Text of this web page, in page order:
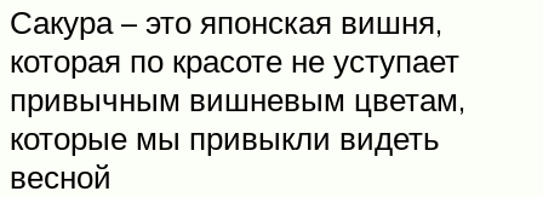
Сакура – это японская вишня,
которая по красоте не уступает
привычным вишневым цветам,
которые мы привыкли видеть
весной